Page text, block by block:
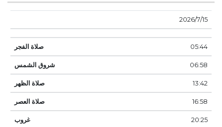
15‏‏/7‏‏/2026
05:44
06:58
13:42
16:58
20:25